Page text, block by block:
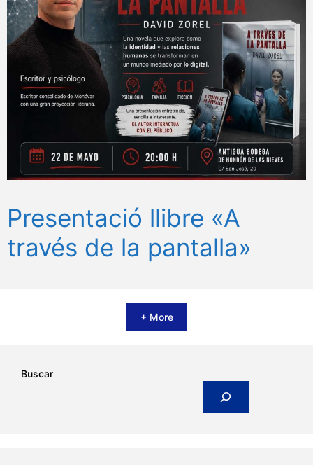
Presentació llibre «A
través de la pantalla»
+ More
Buscar